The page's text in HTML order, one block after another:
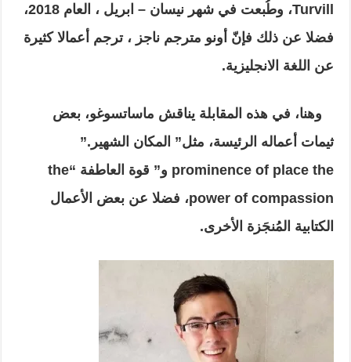
Turvill
، وطُبعت في شهر نيسان – ابريل ، العام 2018،
فضلا عن ذلك فإنّ أونو مترجم ناجز ، ترجم أعمالا كثيرة
عن اللغة الانجليزية.
وهنا، في هذه المقابلة يناقش ماساتسوغو، بعض
ثيمات أعماله الرئيسة، مثل” المكان الشهير.”
prominence of place the و” قوة العاطفة “the
power of compassion، فضلا عن بعض الأعمال
الكتابية المُنجَزة الأخرى.